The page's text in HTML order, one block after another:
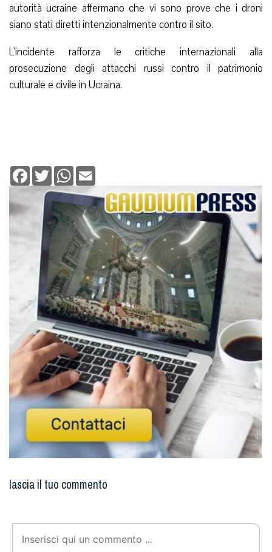
autorità ucraine affermano che vi sono prove che i droni
siano stati diretti intenzionalmente contro il sito.
L’incidente rafforza le critiche internazionali alla
prosecuzione degli attacchi russi contro il patrimonio
culturale e civile in Ucraina.
Facebook
TwitterWhatsApp
lascia il tuo commento